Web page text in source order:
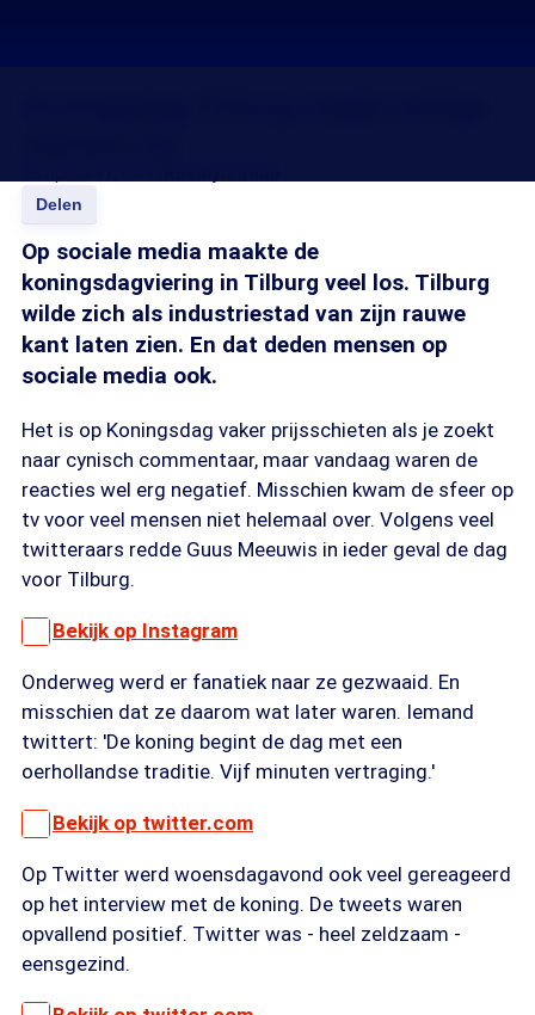
Delen
Op sociale media maakte de
koningsdagviering in Tilburg veel los. Tilburg
wilde zich als industriestad van zijn rauwe
kant laten zien. En dat deden mensen op
sociale media ook.
Het is op Koningsdag vaker prijsschieten als je zoekt
naar cynisch commentaar, maar vandaag waren de
reacties wel erg negatief. Misschien kwam de sfeer op
tv voor veel mensen niet helemaal over. Volgens veel
twitteraars redde Guus Meeuwis in ieder geval de dag
voor Tilburg.
Bekijk op Instagram
Onderweg werd er fanatiek naar ze gezwaaid. En
misschien dat ze daarom wat later waren. Iemand
twittert: 'De koning begint de dag met een
oerhollandse traditie. Vijf minuten vertraging.'
Bekijk op twitter.com
Op Twitter werd woensdagavond ook veel gereageerd
op het interview met de koning. De tweets waren
opvallend positief. Twitter was - heel zeldzaam -
eensgezind.